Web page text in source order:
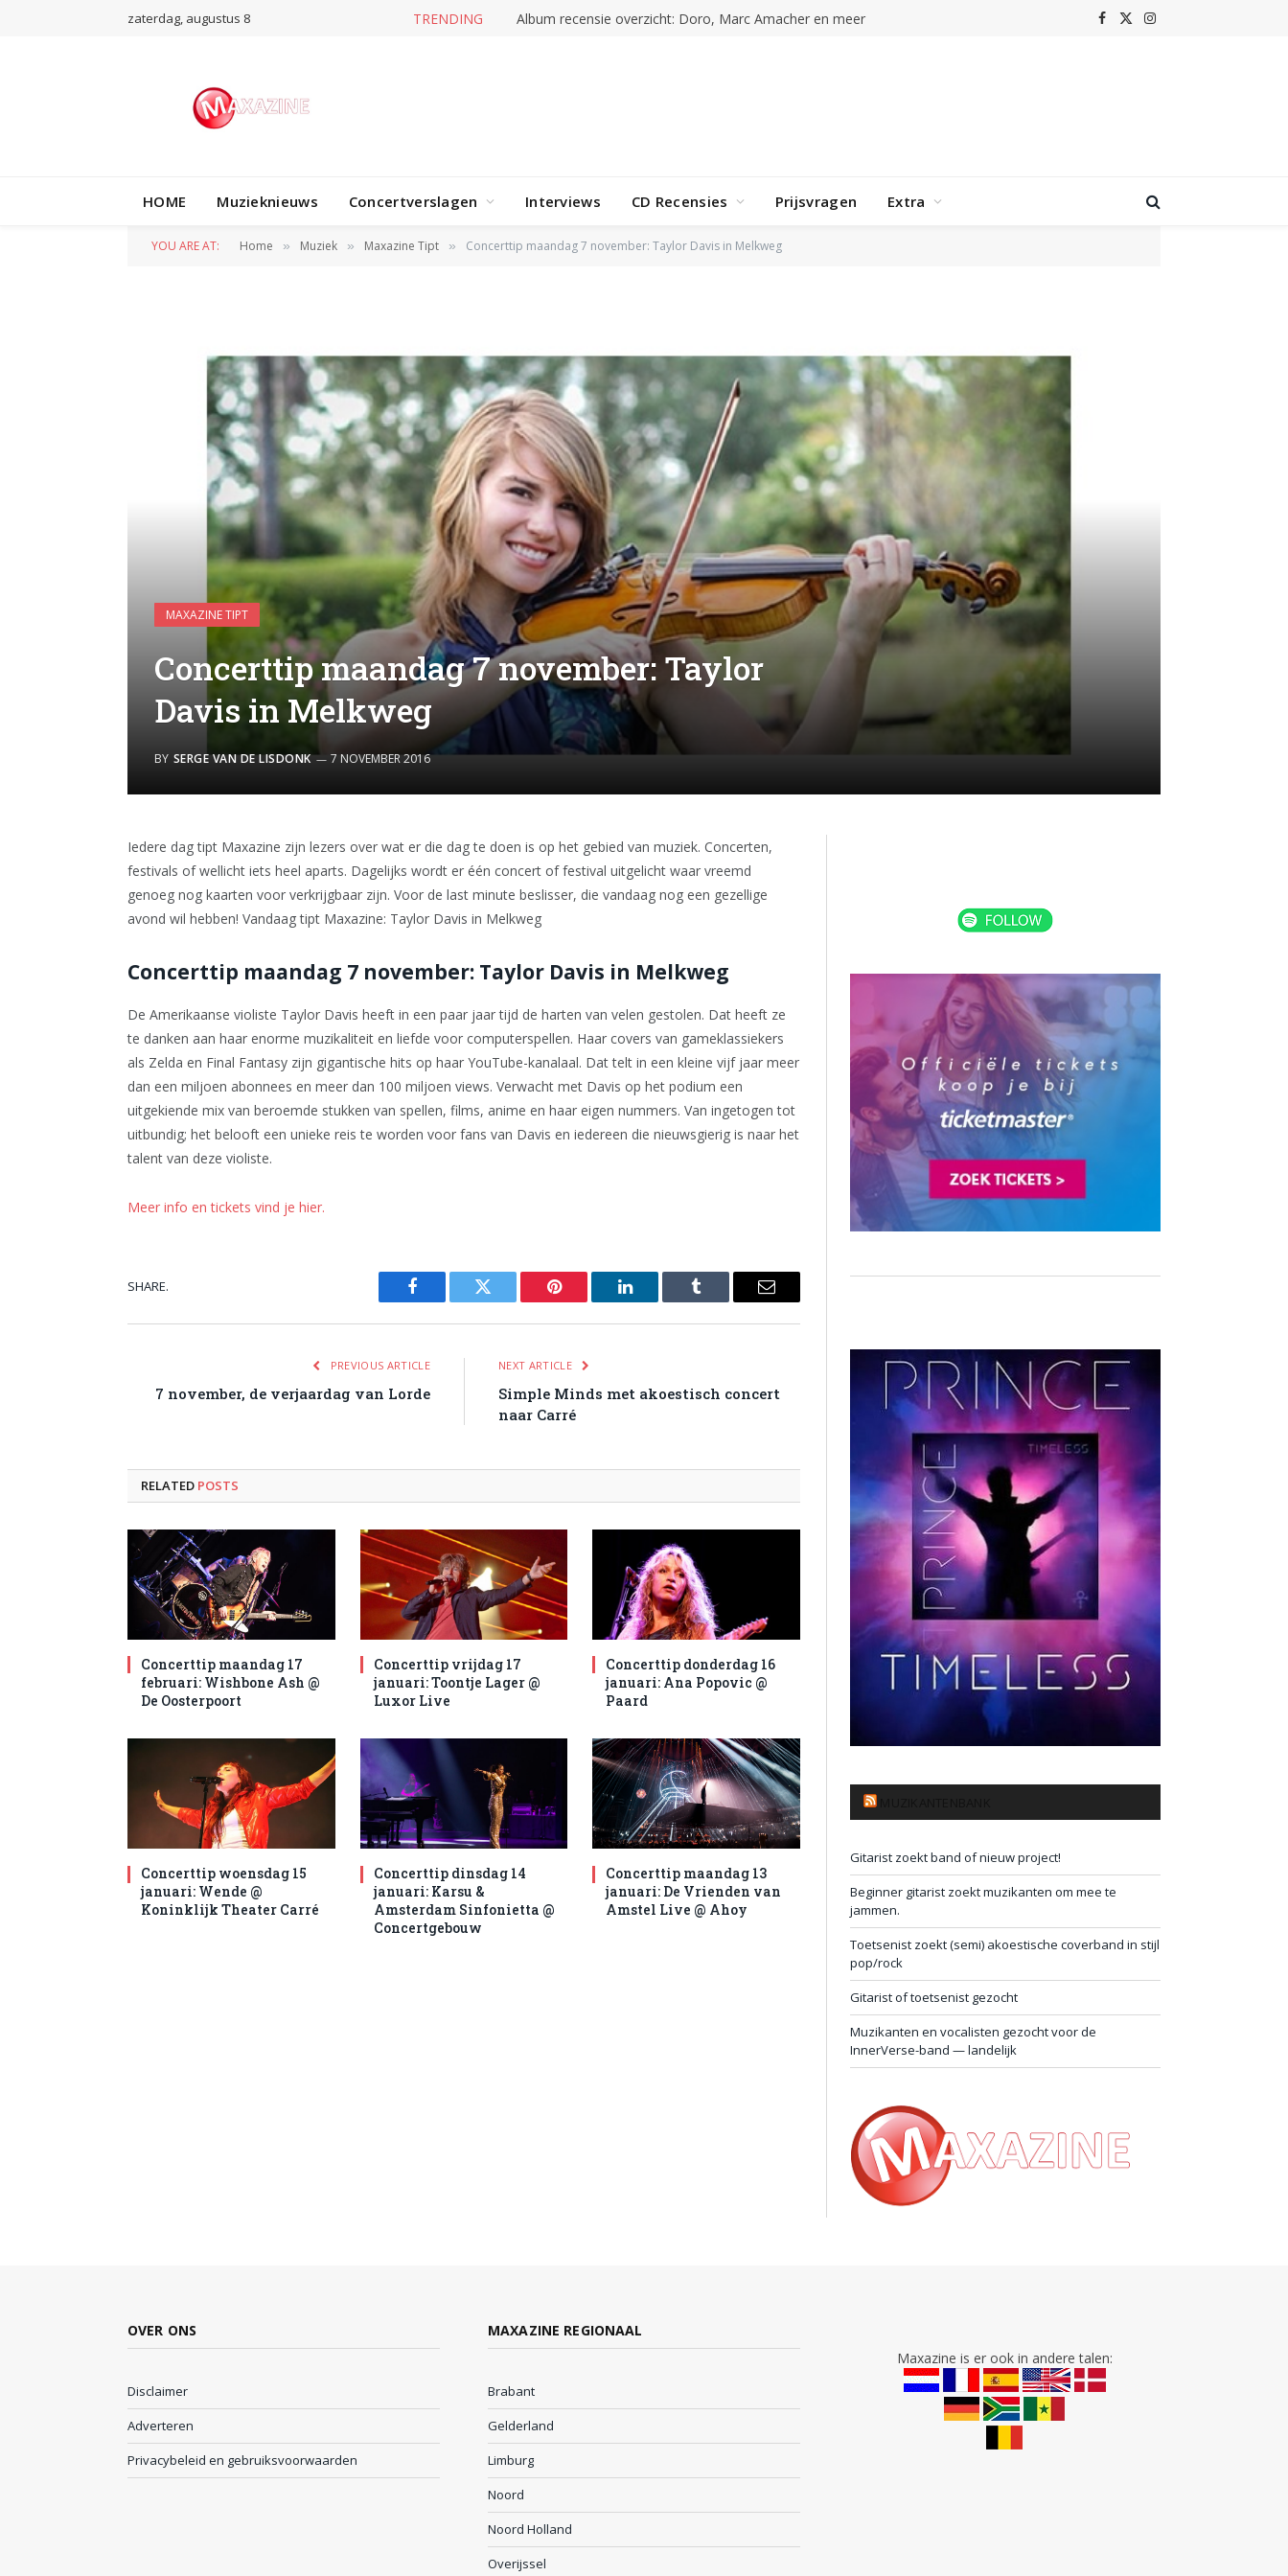
zaterdag, augustus 8 TRENDING Album recensie overzicht: Doro, Marc Amacher en meer Facebook
X
Instagram
HOME Muzieknieuws Concertverslagen Interviews CD Recensies Prijsvragen Extra
YOU ARE AT: Home » Muziek » Maxazine Tipt » Concerttip maandag 7 november: Taylor Davis in Melkweg
MAXAZINE TIPT
Concerttip maandag 7 november: Taylor
Davis in Melkweg
BY SERGE VAN DE LISDONK 7 NOVEMBER 2016
Iedere dag tipt Maxazine zijn lezers over wat er die dag te doen is op het gebied van muziek. Concerten,
festivals of wellicht iets heel aparts. Dagelijks wordt er één concert of festival uitgelicht waar vreemd
genoeg nog kaarten voor verkrijgbaar zijn. Voor de last minute beslisser, die vandaag nog een gezellige
avond wil hebben! Vandaag tipt Maxazine: Taylor Davis in Melkweg
Concerttip maandag 7 november: Taylor Davis in Melkweg
De Amerikaanse violiste Taylor Davis heeft in een paar jaar tijd de harten van velen gestolen. Dat heeft ze
te danken aan haar enorme muzikaliteit en liefde voor computerspellen. Haar covers van gameklassiekers
als Zelda en Final Fantasy zijn gigantische hits op haar YouTube-kanalaal. Dat telt in een kleine vijf jaar meer
dan een miljoen abonnees en meer dan 100 miljoen views. Verwacht met Davis op het podium een
uitgekiende mix van beroemde stukken van spellen, films, anime en haar eigen nummers. Van ingetogen tot
uitbundig; het belooft een unieke reis te worden voor fans van Davis en iedereen die nieuwsgierig is naar het
talent van deze violiste.
Meer info en tickets vind je hier.
SHARE.
Facebook Twitter Pinterest LinkedIn Tumblr Email
PREVIOUS ARTICLE
7 november, de verjaardag van Lorde
NEXT ARTICLE
Simple Minds met akoestisch concert
naar Carré
RELATED POSTS
Concerttip maandag 17
februari: Wishbone Ash @
De Oosterpoort
Concerttip vrijdag 17
januari: Toontje Lager @
Luxor Live
Concerttip donderdag 16
januari: Ana Popovic @
Paard
Concerttip woensdag 15
januari: Wende @
Koninklijk Theater Carré
Concerttip dinsdag 14
januari: Karsu &
Amsterdam Sinfonietta @
Concertgebouw
Concerttip maandag 13
januari: De Vrienden van
Amstel Live @ Ahoy
Gitarist zoekt band of nieuw project!
Beginner gitarist zoekt muzikanten om mee te
jammen.
Toetsenist zoekt (semi) akoestische coverband in stijl
pop/rock
Gitarist of toetsenist gezocht
Muzikanten en vocalisten gezocht voor de
InnerVerse-band — landelijk
OVER ONS
Disclaimer
Adverteren
Privacybeleid en gebruiksvoorwaarden
MAXAZINE REGIONAAL
Brabant
Gelderland
Limburg
Noord
Noord Holland
Overijssel
Maxazine is er ook in andere talen: